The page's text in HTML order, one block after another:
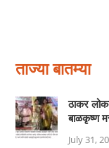
ताज्या बातम्या
ठाकर
बाळकृष्ण
July 31,